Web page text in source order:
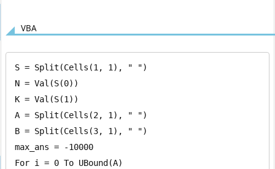
VBA
S = Split(Cells(1, 1), " ")
N = Val(S(0))
K = Val(S(1))
A = Split(Cells(2, 1), " ")
B = Split(Cells(3, 1), " ")
max_ans = -10000
For i = 0 To UBound(A)